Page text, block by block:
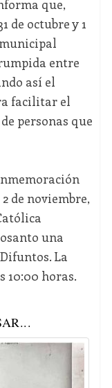
que,
de octubre y 1
entre
así el
facilitar el
personas que
de noviembre,
una
La
10:00 horas.